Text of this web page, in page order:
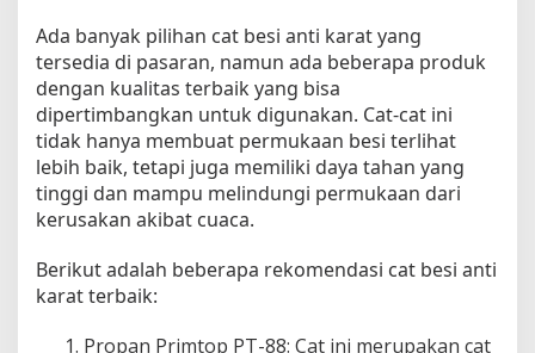
T
a
m
p
i
l
a
n
w
e
Ada banyak pilihan cat besi anti karat yang
tersedia di pasaran, namun ada beberapa produk
dengan kualitas terbaik yang bisa
dipertimbangkan untuk digunakan. Cat-cat ini
tidak hanya membuat permukaan besi terlihat
lebih baik, tetapi juga memiliki daya tahan yang
tinggi dan mampu melindungi permukaan dari
kerusakan akibat cuaca.
Berikut adalah beberapa rekomendasi cat besi anti
karat terbaik:
Propan Primtop PT-88: Cat ini merupakan cat